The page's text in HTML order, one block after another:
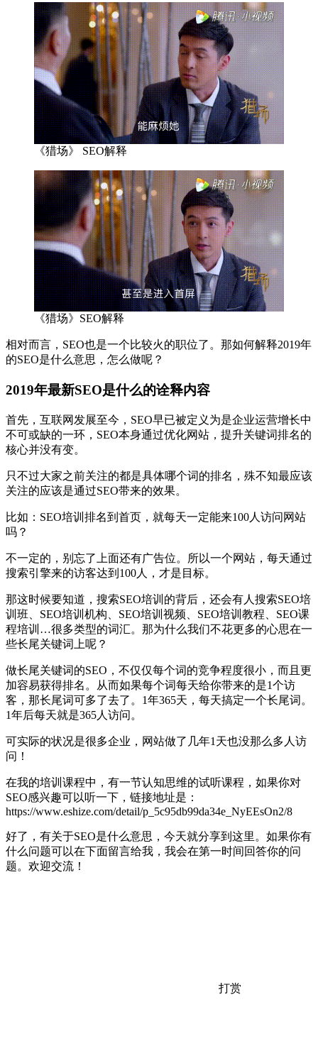
《猎场》 SEO解释
《猎场》SEO解释
相对而言，SEO也是一个比较火的职位了。那如何解释2019年
的SEO是什么意思，怎么做呢？
2019年最新SEO是什么的诠释内容
首先，互联网发展至今，SEO早已被定义为是企业运营增长中
不可或缺的一环，SEO本身通过优化网站，提升关键词排名的
核心并没有变。
只不过大家之前关注的都是具体哪个词的排名，殊不知最应该
关注的应该是通过SEO带来的效果。
比如：SEO培训排名到首页，就每天一定能来100人访问网站
吗？
不一定的，别忘了上面还有广告位。所以一个网站，每天通过
搜索引擎来的访客达到100人，才是目标。
那这时候要知道，搜索SEO培训的背后，还会有人搜索SEO培
训班、SEO培训机构、SEO培训视频、SEO培训教程、SEO课
程培训…很多类型的词汇。那为什么我们不花更多的心思在一
些长尾关键词上呢？
做长尾关键词的SEO，不仅仅每个词的竞争程度很小，而且更
加容易获得排名。从而如果每个词每天给你带来的是1个访
客，那长尾词可多了去了。1年365天，每天搞定一个长尾词。
1年后每天就是365人访问。
可实际的状况是很多企业，网站做了几年1天也没那么多人访
问！
在我的培训课程中，有一节认知思维的试听课程，如果你对
SEO感兴趣可以听一下，链接地址是：
https://www.eshize.com/detail/p_5c95db99da34e_NyEEsOn2/8
好了，有关于SEO是什么意思，今天就分享到这里。如果你有
什么问题可以在下面留言给我，我会在第一时间回答你的问
题。欢迎交流！
打赏